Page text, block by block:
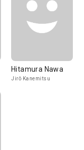
Hitamura Nawa
Jirô Kanemitsu